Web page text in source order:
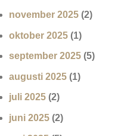
november 2025 (2)
oktober 2025 (1)
september 2025 (5)
augusti 2025 (1)
juli 2025 (2)
juni 2025 (2)